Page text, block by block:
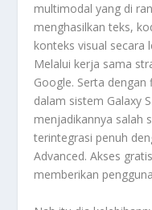
multimodal yang di
menghasilkan teks,
konteks visual secara
Melalui kerja sama
Google. Serta
dalam sistem Galaxy
menjadikannya salah
terintegrasi penuh
Advanced. Akses
memberikan